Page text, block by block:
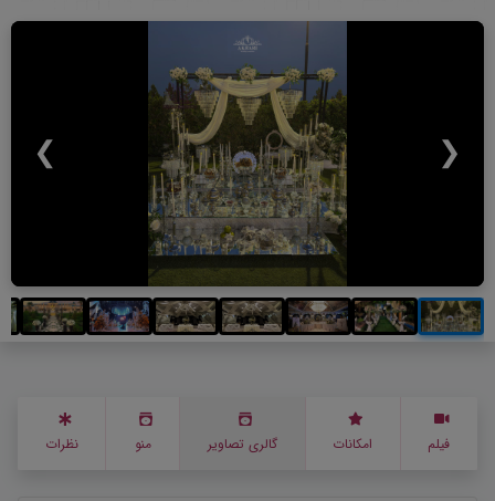
❮
❯
فیلم امکانات گالری تصاویر منو نظرات